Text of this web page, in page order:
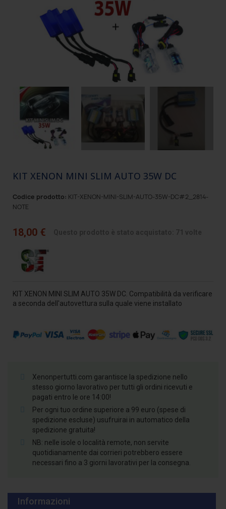
KIT XENON MINI SLIM AUTO 35W DC
Codice prodotto: KIT-XENON-MINI-SLIM-AUTO-35W-DC#2_2814-
NOTE
18,00 €
KIT XENON MINI SLIM AUTO 35W DC. Compatibilità da verificare
a seconda dell'autovettura sulla quale viene installato
Xenonpertutti.com garantisce la spedizione nello
stesso giorno lavorativo per tutti gli ordini ricevuti e
pagati entro le ore 14:00!
Per ogni tuo ordine superiore a 99 euro (spese di
spedizione escluse) usufruirai in automatico della
spedizione gratuita!
NB: nelle isole o località remote, non servite
quotidianamente dai corrieri potrebbero essere
necessari fino a 3 giorni lavorativi per la consegna.
Informazioni